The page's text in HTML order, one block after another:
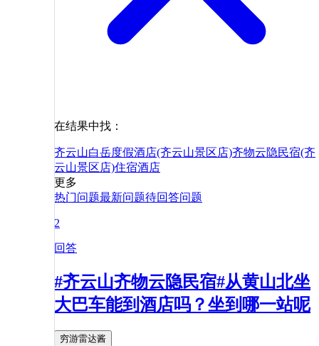
在结果中找：
齐云山白岳度假酒店(齐云山景区店)齐物云隐民宿(齐
云山景区店)住宿酒店
更多
热门问题最新问题待回答问题
2
回答
#齐云山齐物云隐民宿#从黄山北坐
大巴车能到酒店吗？坐到哪一站呢
穷游雷达酱